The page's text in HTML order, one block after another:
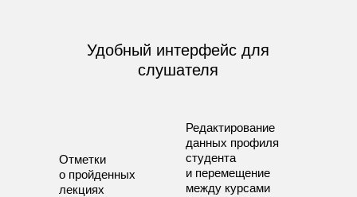
Удобный интерфейс для
слушателя
Отметки
о пройденных
лекциях
Редактирование
данных профиля
студента
и перемещение
между курсами